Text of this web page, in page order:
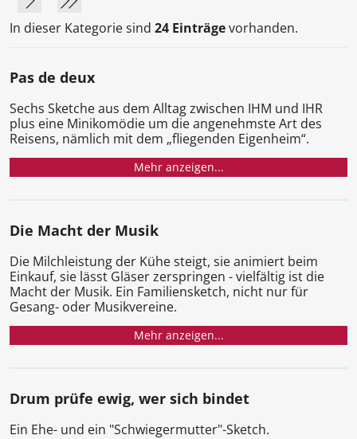
In dieser Kategorie sind 24 Einträgevorhanden.
Pas de deux
Sechs Sketche aus dem Alltag zwischen IHM und IHR
plus eine Minikomödie um die angenehmste Art des
Reisens, nämlich mit dem „fliegenden Eigenheim“.
Mehr anzeigen...
Die Macht der Musik
Die Milchleistung der Kühe steigt, sie animiert beim
Einkauf, sie lässt Gläser zerspringen - vielfältig ist die
Macht der Musik. Ein Familiensketch, nicht nur für
Gesang- oder Musikvereine.
Mehr anzeigen...
Drum prüfe ewig, wer sich bindet
Ein Ehe- und ein "Schwiegermutter"-Sketch.